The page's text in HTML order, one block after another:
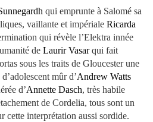
qui emprunte à Salomé sa
vaillante et impériale Ricarda
qui révèle l’Elektra innée
de Laurir Vasarqui fait
sous les traits de Gloucester une
mûr d’Andrew Watts
d’Annette Dasch, très habile
de Cordelia, tous sont un
cette interprétation aussi sordide.